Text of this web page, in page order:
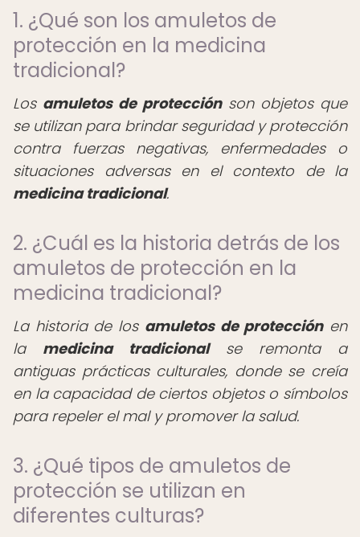
1. ¿Qué son los amuletos de
protección en la medicina
tradicional?
Los amuletos de protecciónson objetos que
se utilizan para brindar seguridad y protección
contra fuerzas negativas, enfermedades o
situaciones adversas en el contexto de la
medicina tradicional.
2. ¿Cuál es la historia detrás de los
amuletos de protección en la
medicina tradicional?
La historia de los amuletos de protecciónen
la medicina tradicionalse remonta a
antiguas prácticas culturales, donde se creía
en la capacidad de ciertos objetos o símbolos
para repeler el mal y promover la salud.
3. ¿Qué tipos de amuletos de
protección se utilizan en
diferentes culturas?